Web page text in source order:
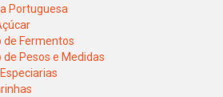
Portuguesa
de Fermentos
Pesos e Medidas